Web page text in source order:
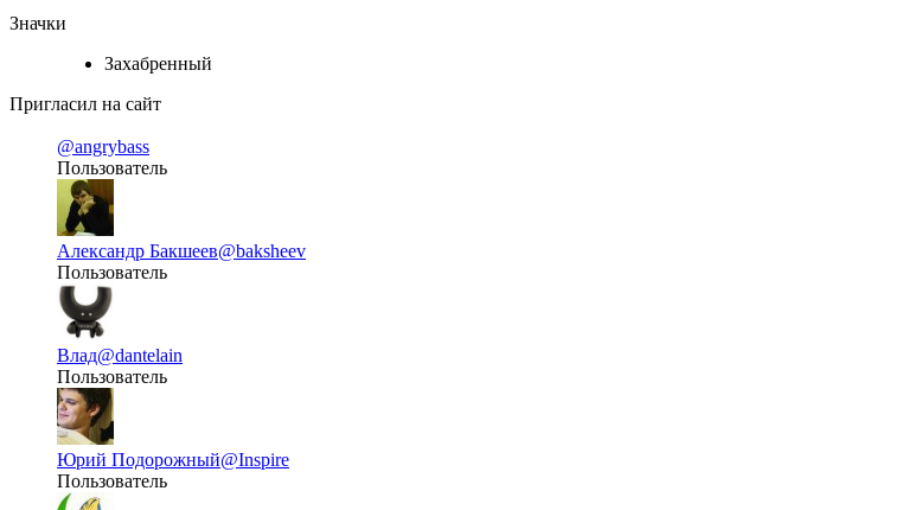
Значки
Захабренный
Пригласил на сайт
@angrybass
Пользователь
Александр Бакшеев@baksheev
Пользователь
Влад@dantelain
Пользователь
Юрий Подорожный@Inspire
Пользователь